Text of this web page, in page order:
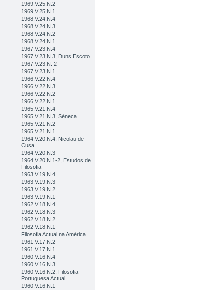
1969,V.25,N.2
1969,V.25,N.1
1968,V.24,N.4
1968,V.24,N.3
1968,V.24,N.2
1968,V.24,N.1
1967,V.23,N.4
1967,V.23,N.3, Duns Escoto
1967,V.23,N. 2
1967,V.23,N.1
1966,V.22,N.4
1966,V.22,N.3
1966,V.22,N.2
1966,V.22,N.1
1965,V.21,N.4
1965,V.21,N.3, Séneca
1965,V.21,N.2
1965,V.21,N.1
1964,V.20,N.4, Nicolau de
Cusa
1964,V.20,N.3
1964,V.20,N.1-2, Estudos de
Filosofia
1963,V.19,N.4
1963,V.19,N.3
1963,V.19,N.2
1963,V.19,N.1
1962,V.18,N.4
1962,V.18,N.3
1962,V.18,N.2
1962,V.18,N.1
Filosofia Actual na América
1961,V.17,N.2
1961,V.17,N.1
1960,V.16,N.4
1960,V.16,N.3
1960,V.16,N.2, Filosofia
Portuguesa Actual
1960,V.16,N.1